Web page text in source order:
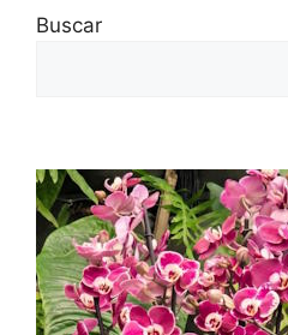
Buscar